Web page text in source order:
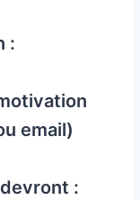
:
email)
: